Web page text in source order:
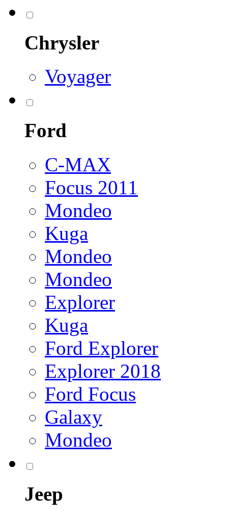
Chrysler
Voyager
Ford
C-MAX
Focus 2011
Mondeo
Kuga
Mondeo
Mondeo
Explorer
Kuga
Ford Explorer
Explorer 2018
Ford Focus
Galaxy
Mondeo
Jeep